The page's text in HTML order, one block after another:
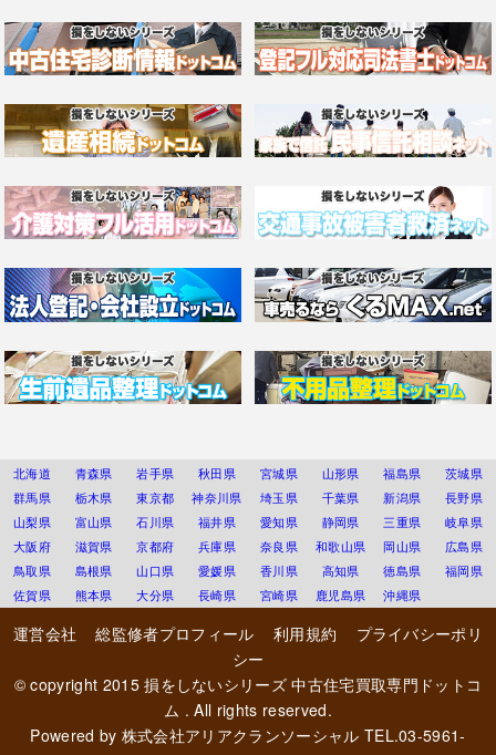
北海道 青森県 岩手県 秋田県 宮城県 山形県 福島県
茨城県
群馬県
栃木県 東京都 神奈川県 埼玉県 千葉県 新潟県
長野県
山梨県
富山県 石川県 福井県 愛知県 静岡県 三重県
岐阜県
大阪府
滋賀県 京都府 兵庫県 奈良県 和歌山県 岡山県
広島県
鳥取県
島根県 山口県 愛媛県 香川県 高知県 徳島県
福岡県
佐賀県
熊本県 大分県 長崎県 宮崎県 鹿児島県 沖縄県
運営会社 総監修者プロフィール 利用規約
プライバシーポリ
シー
© copyright 2015損をしないシリーズ 中古住宅買取専門ドットコ
ム . All rights reserved.
Powered by 株式会社アリアクランソーシャル TEL.03-5961-